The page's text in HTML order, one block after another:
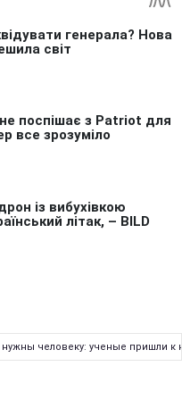
человеку: ученые пришли